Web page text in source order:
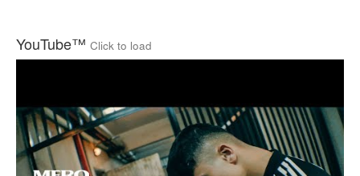
YouTube™ Click to load